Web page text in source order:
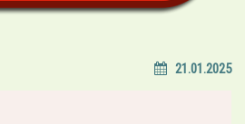
21.01.2025